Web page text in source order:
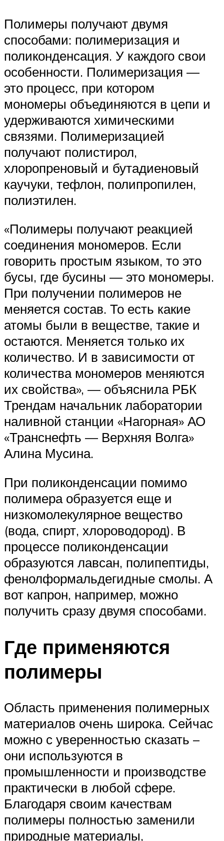
Полимеры получают двумя
способами: полимеризация и
поликонденсация. У каждого свои
особенности. Полимеризация —
это процесс, при котором
мономеры объединяются в цепи и
удерживаются химическими
связями. Полимеризацией
получают полистирол,
хлоропреновый и бутадиеновый
каучуки, тефлон, полипропилен,
полиэтилен.
«Полимеры получают реакцией
соединения мономеров. Если
говорить простым языком, то это
бусы, где бусины — это мономеры.
При получении полимеров не
меняется состав. То есть какие
атомы были в веществе, такие и
остаются. Меняется только их
количество. И в зависимости от
количества мономеров меняются
их свойства», — объяснила РБК
Трендам начальник лаборатории
наливной станции «Нагорная» АО
«Транснефть — Верхняя Волга»
Алина Мусина.
При поликонденсации помимо
полимера образуется еще и
низкомолекулярное вещество
(вода, спирт, хлороводород). В
процессе поликонденсации
образуются лавсан, полипептиды,
фенолформальдегидные смолы. А
вот капрон, например, можно
получить сразу двумя способами.
Где применяются
полимеры
Область применения полимерных
материалов очень широка. Сейчас
можно с уверенностью сказать –
они используются в
промышленности и производстве
практически в любой сфере.
Благодаря своим качествам
полимеры полностью заменили
природные материалы,